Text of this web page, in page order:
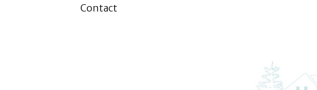
Contact